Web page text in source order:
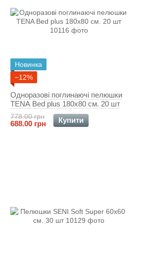
Новинка
−12%
Одноразові поглинаючі пелюшки
TENA Bed plus 180x80 см. 20 шт
778.00 грн
688.00 грн Купити